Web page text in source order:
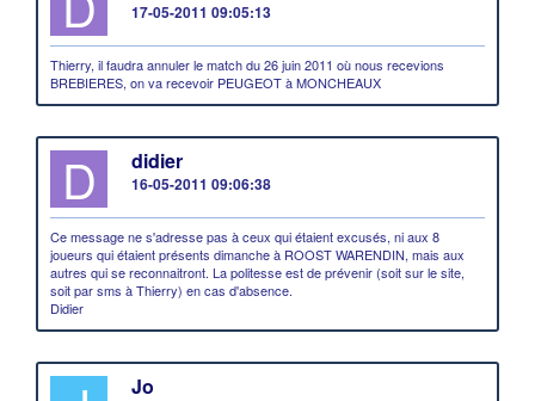
17-05-2011 09:05:13
Thierry, il faudra annuler le match du 26 juin 2011 où nous recevions
BREBIERES, on va recevoir PEUGEOT à MONCHEAUX
D didier
16-05-2011 09:06:38
Ce message ne s'adresse pas à ceux qui étaient excusés, ni aux 8
joueurs qui étaient présents dimanche à ROOST WARENDIN, mais aux
autres qui se reconnaitront. La politesse est de prévenir (soit sur le site,
soit par sms à Thierry) en cas d'absence.
Didier
Jo